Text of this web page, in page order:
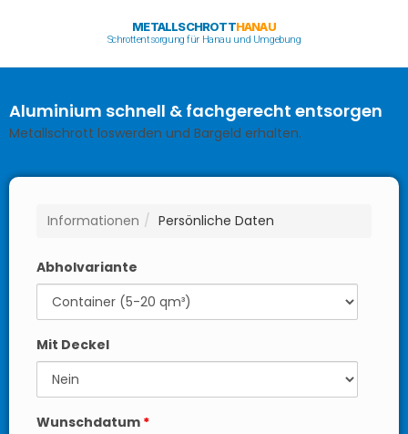
METALLSCHROTTHANAU
Schrottentsorgung für Hanau und Umgebung
Aluminium schnell & fachgerecht entsorgen
Metallschrott loswerden und Bargeld erhalten.
Informationen Persönliche Daten
Abholvariante
Mit Deckel
Wunschdatum *